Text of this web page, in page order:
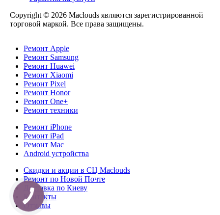
Copyright © 2026 Maclouds являются зарегистрированной
торговой маркой. Все права защищены.
Ремонт Apple
Ремонт Samsung
Ремонт Huawei
Ремонт Xiaomi
Ремонт Pixel
Ремонт Honor
Ремонт One+
Ремонт техники
Ремонт iPhone
Ремонт iPad
Ремонт Mac
Android устройства
Скидки и акции в СЦ Maclouds
Ремонт по Новой Почте
Доставка по Киеву
Контакты
Отзывы